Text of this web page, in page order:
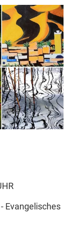
Evangelisches